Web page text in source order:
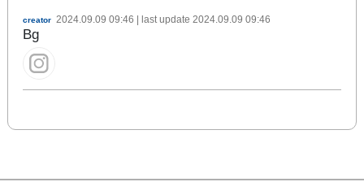
creator 2024.09.09 09:46 | last update 2024.09.09 09:46
Bg